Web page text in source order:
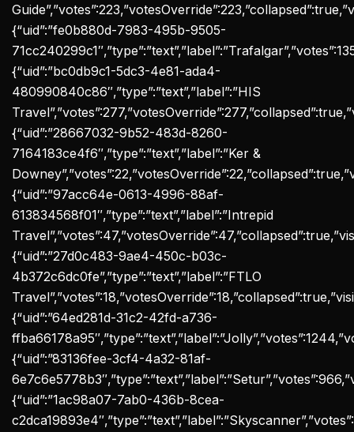
{“uid”:”fe0b880d-7983-495b-9505-
{“uid”:”bc0db9c1-5dc3-4e81-ada4-
480990840c86″,”type”:”text”,”label”:”HIS
{“uid”:”28667032-9b52-483d-8260-
7164183ce4f6″,”type”:”text”,”label”:”Ker &
{“uid”:”97acc64e-0613-4996-88af-
613834568f01″,”type”:”text”,”label”:”Intrepid
{“uid”:”27d0c483-9ae4-450c-b03c-
4b372c6dc0fe”,”type”:”text”,”label”:”FTLO
{“uid”:”64ed281d-31c2-42fd-a736-
{“uid”:”83136fee-3cf4-4a32-81af-
{“uid”:”1ac98a07-7ab0-436b-8cea-